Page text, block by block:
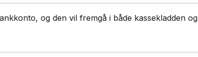
og den vil fremgå i både kassekladden og